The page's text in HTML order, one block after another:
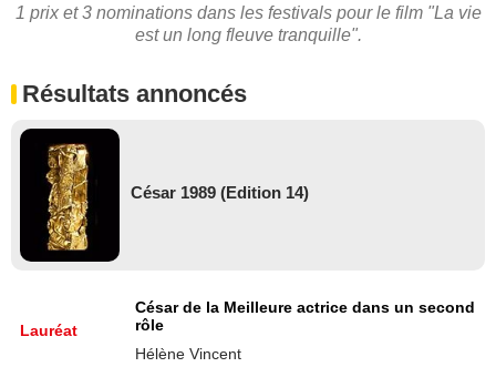
1 prix et 3 nominations dans les festivals pour le film "La vie
est un long fleuve tranquille".
Résultats annoncés
César 1989 (Edition 14)
Lauréat
César de la Meilleure actrice dans un second
rôle
Hélène Vincent